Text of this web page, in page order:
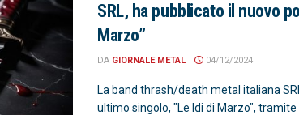
SRL, ha pubblicato il nuovo
Marzo”
DA GIORNALE METAL 04/12/2024
La band thrash/death metal italiana
ultimo singolo, "Le Idi di Marzo", tramite il